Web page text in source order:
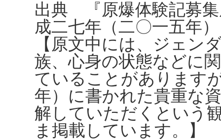
出典 『原爆体験記募
成二七年（二〇一五年
【原文中には、ジェン
族、心身の状態などに
ていることがあります
年）に書かれた貴重な
解していただくという
ま掲載しています。】